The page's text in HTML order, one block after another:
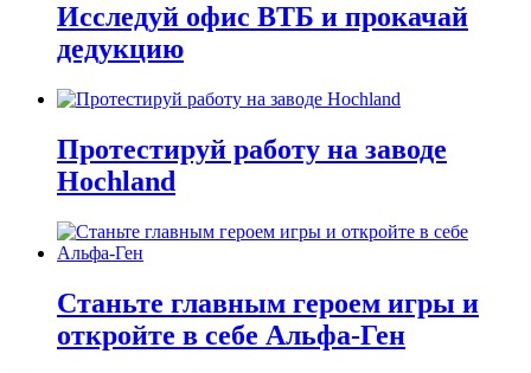
Исследуй офис ВТБ и прокачай
дедукцию
Протестируй работу на заводе
Hochland
Станьте главным героем игры и
откройте в себе Альфа-Ген